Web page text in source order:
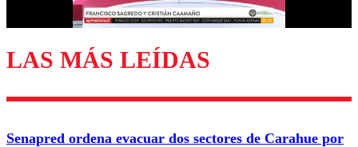
LAS MÁS LEÍDAS
Senapred ordena evacuar dos sectores de Carahue por